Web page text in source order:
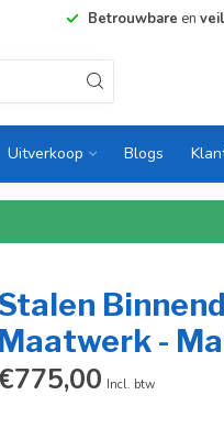
Betrouwbare en
Uitverkoop Blogs
Maatwerk -
Incl. btw